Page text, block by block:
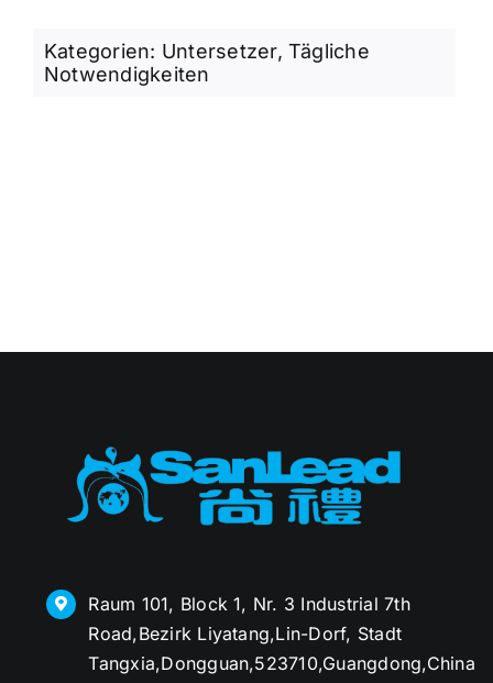
Kategorien: Untersetzer, Tägliche
Notwendigkeiten
Raum 101, Block 1, Nr. 3 Industrial 7th
Road,Bezirk Liyatang,Lin-Dorf, Stadt
Tangxia,Dongguan,523710,Guangdong,China